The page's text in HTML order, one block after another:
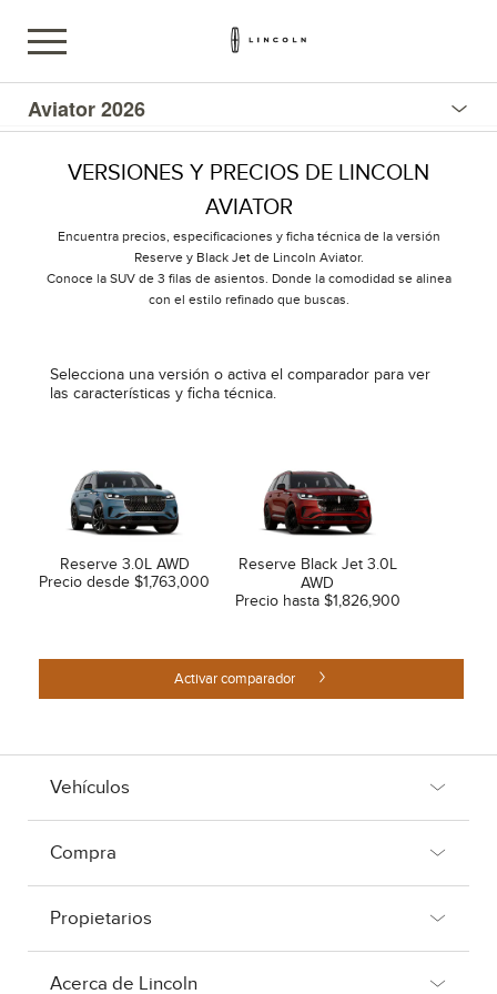
Aviator 2026
VERSIONES Y PRECIOS DE LINCOLN
AVIATOR
Encuentra precios, especificaciones y ficha técnica de la versión
Reserve y Black Jet de Lincoln Aviator.
Conoce la SUV de 3 filas de asientos. Donde la comodidad se alinea
con el estilo refinado que buscas.
Selecciona una versión o activa el comparador para ver
las características y ficha técnica.
Reserve 3.0L AWD
Precio desde $1,763,000
Reserve Black Jet 3.0L
AWD
Precio hasta $1,826,900
Activar comparador
Vehículos
Compra
Propietarios
Acerca de Lincoln